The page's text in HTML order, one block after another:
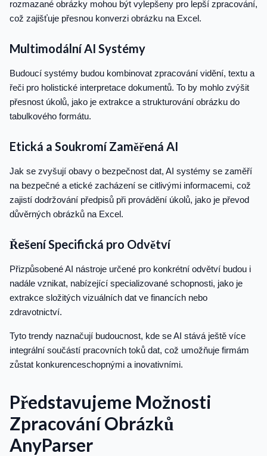
rozmazané obrázky mohou být vylepšeny pro lepší zpracování,
což zajišťuje přesnou konverzi obrázku na Excel.
Multimodální AI Systémy
Budoucí systémy budou kombinovat zpracování vidění, textu a
řeči pro holistické interpretace dokumentů. To by mohlo zvýšit
přesnost úkolů, jako je extrakce a strukturování obrázku do
tabulkového formátu.
Etická a Soukromí Zaměřená AI
Jak se zvyšují obavy o bezpečnost dat, AI systémy se zaměří
na bezpečné a etické zacházení se citlivými informacemi, což
zajistí dodržování předpisů při provádění úkolů, jako je převod
důvěrných obrázků na Excel.
Řešení Specifická pro Odvětví
Přizpůsobené AI nástroje určené pro konkrétní odvětví budou i
nadále vznikat, nabízející specializované schopnosti, jako je
extrakce složitých vizuálních dat ve financích nebo
zdravotnictví.
Tyto trendy naznačují budoucnost, kde se AI stává ještě více
integrální součástí pracovních toků dat, což umožňuje firmám
zůstat konkurenceschopnými a inovativními.
Představujeme Možnosti
Zpracování Obrázků
AnyParser